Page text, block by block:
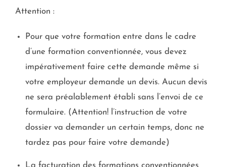
Attention :
Pour que votre formation entre dans le cadre
d’une formation conventionnée, vous devez
impérativement faire cette demande même si
votre employeur demande un devis. Aucun devis
ne sera préalablement établi sans l’envoi de ce
formulaire. (Attention! l’instruction de votre
dossier va demander un certain temps, donc ne
tardez pas pour faire votre demande)